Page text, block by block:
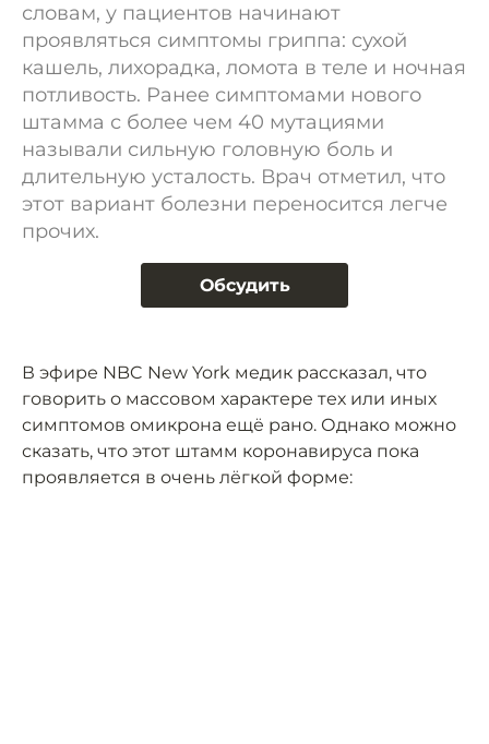
словам, у пациентов начинают
проявляться симптомы гриппа: сухой
кашель, лихорадка, ломота в теле и ночная
потливость. Ранее симптомами нового
штамма с более чем 40 мутациями
называли сильную головную боль и
длительную усталость. Врач отметил, что
этот вариант болезни переносится легче
прочих.
Обсудить
В эфире NBC New York медик рассказал, что
говорить о массовом характере тех или иных
симптомов омикрона ещё рано. Однако можно
сказать, что этот штамм коронавируса пока
проявляется в очень лёгкой форме: